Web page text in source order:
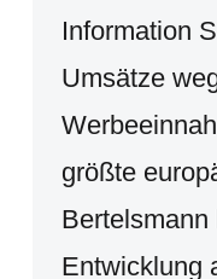
Information
Umsätze
größte
Bertelsmann
Entwicklung